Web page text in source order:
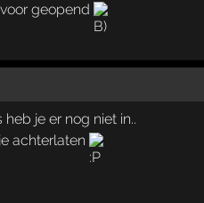
geopend
je er nog niet in..
achterlaten